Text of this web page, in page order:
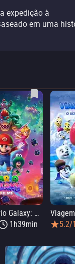
expedição à
em uma
Super Mario Galaxy: O Filme
1h39min
5.2/